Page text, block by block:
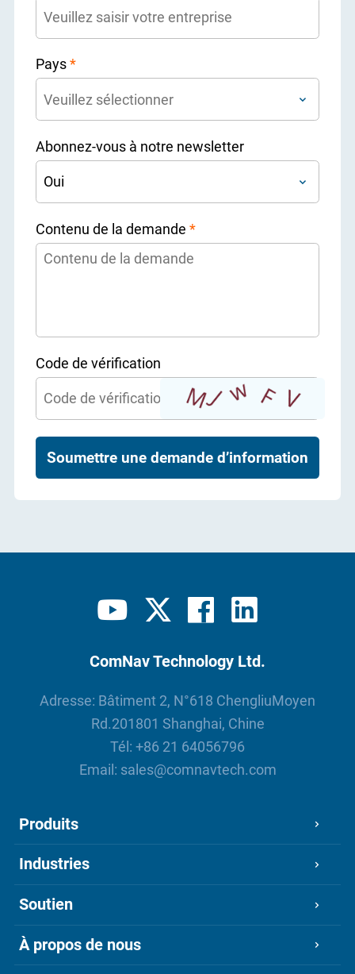
Pays*
Abonnez-vous à notre newsletter
Contenu de la demande *
Code de vérification
Soumettre une demande d’information
ComNav Technology Ltd.
Adresse: Bâtiment 2, N°618 ChengliuMoyen
Rd.201801 Shanghai, Chine
Tél: +86 21 64056796
Email: sales@comnavtech.com
Produits
Industries
Soutien
À propos de nous